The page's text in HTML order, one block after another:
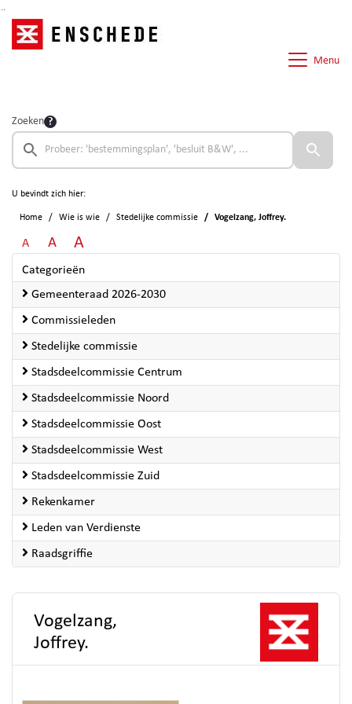
Menu
Zoeken
U bevindt zich hier:
Home Wie is wie Stedelijke commissie Vogelzang, Joffrey.
A A A
Categorieën
Gemeenteraad 2026-2030
Commissieleden
Stedelijke commissie
Stadsdeelcommissie Centrum
Stadsdeelcommissie Noord
Stadsdeelcommissie Oost
Stadsdeelcommissie West
Stadsdeelcommissie Zuid
Rekenkamer
Leden van Verdienste
Raadsgriffie
Vogelzang,
Joffrey.